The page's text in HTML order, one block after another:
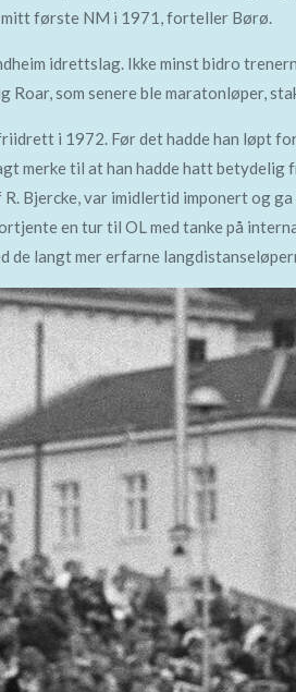
mitt første NM i 1971, forteller Børø.
idrettslag. Ikke minst bidro
Roar, som senere ble maratonløper,
i 1972. Før det hadde han løpt
merke til at han hadde hatt
Bjercke, var imidlertid imponert og
en tur til OL med tanke på
de langt mer erfarne